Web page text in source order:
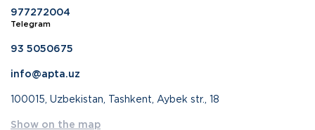
977272004
Telegram
93 5050675
info@apta.uz
100015, Uzbekistan, Tashkent, Aybek str., 18
Show on the map